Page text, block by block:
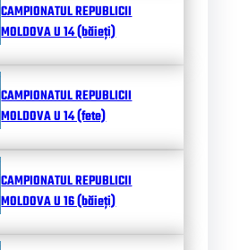
CAMPIONATUL REPUBLICII
MOLDOVA U 14 (băieți)
CAMPIONATUL REPUBLICII
MOLDOVA U 14 (fete)
CAMPIONATUL REPUBLICII
MOLDOVA U 16 (băieți)